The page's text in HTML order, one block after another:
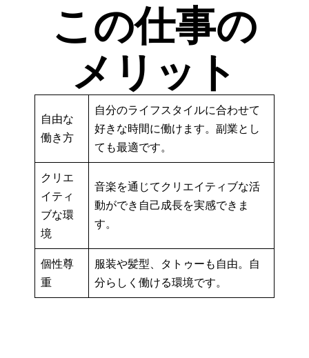
この仕事の
メリット
自由な
働き方
自分のライフスタイルに合わせて
好きな時間に働けます。副業とし
ても最適です。
クリエ
イティ
ブな環
境
音楽を通じてクリエイティブな活
動ができ自己成長を実感できま
す。
個性尊
重
服装や髪型、タトゥーも自由。自
分らしく働ける環境です。